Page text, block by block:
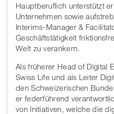
Hauptberuflich unterstützt
Unternehmen sowie
Interims-Manager &
Geschäftstätigkeit
Welt zu verankern.
Als früherer Head of Digital
Swiss Life und als Leiter
den Schweizerischen
er federführend
von Initiativen, welche die